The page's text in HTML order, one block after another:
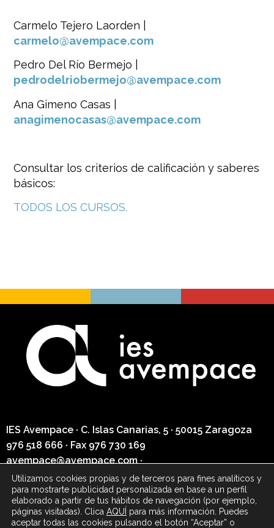
Carmelo Tejero Laorden |
carmelo@avempace.com
Pedro Del Río Bermejo |
pedrodelriobermejo@avempace.com
Ana Gimeno Casas |
anagimenocasas@avempace.com
Consultar los criterios de calificación y saberes
básicos:
TODOS LOS CURSOS.
IES Avempace · C. Islas Canarias, 5 · 50015 Zaragoza
976 518 666 · Fax 976 730 169
avempace@avempace.com·
secretaria@avempace.com
Política de privacidad
Utilizamos cookies propias y de terceros para fines analíticos y
para mostrarte publicidad personalizada en base a un perfil
elaborado a partir de tus hábitos de navegación (por ejemplo,
páginas visitadas). Clica AQUÍ para más información. Puedes
aceptar todas las cookies pulsando el botón “Aceptar” o